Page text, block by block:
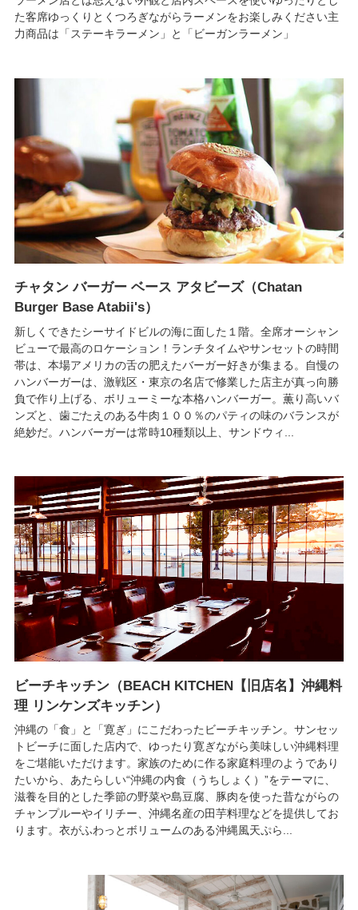
た客席ゆっくりとくつろぎながらラーメンをお楽しみください​主
力商品は「ステーキラーメン」と「ビーガンラーメン」
チャタン バーガー ベース アタビーズ（Chatan
Burger Base Atabii's）
新しくできたシーサイドビルの海に面した１階。全席オーシャン
ビューで最高のロケーション！ランチタイムやサンセットの時間
帯は、本場アメリカの舌の肥えたバーガー好きが集まる。自慢の
ハンバーガーは、激戦区・東京の名店で修業した店主が真っ向勝
負で作り上げる、ボリューミーな本格ハンバーガー。薫り高いバ
ンズと、歯ごたえのある牛肉１００％のパティの味のバランスが
絶妙だ。ハンバーガーは常時10種類以上、サンドウィ...
ビーチキッチン（BEACH KITCHEN【旧店名】沖縄料
理 リンケンズキッチン）
沖縄の「食」と「寛ぎ」にこだわったビーチキッチン。サンセッ
トビーチに面した店内で、ゆったり寛ぎながら美味しい沖縄料理
をご堪能いただけます。家族のために作る家庭料理のようであり
たいから、あたらしい“沖縄の内食（うちしょく）”をテーマに、
滋養を目的とした季節の野菜や島豆腐、豚肉を使った昔ながらの
チャンプルーやイリチー、沖縄名産の田芋料理などを提供してお
ります。衣がふわっとボリュームのある沖縄風天ぷら...